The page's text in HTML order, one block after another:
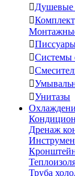
Душевые


Системы


Унитазы
Дренаж
Труба